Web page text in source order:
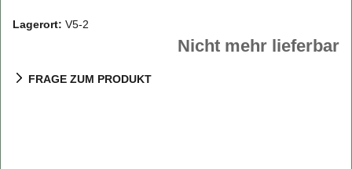
Lagerort: V5-2
Nicht mehr lieferbar
FRAGE ZUM PRODUKT